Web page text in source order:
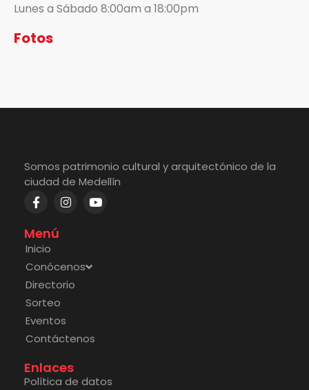
Lunes a Sábado 8:00am a 18:00pm
Fotos
Somos patrimonio cultural y arquitectónico de la
ciudad de Medellín
Menú
Inicio
Conócenos
Directorio
Sorteo
Eventos
Contáctenos
Enlaces
Política de datos